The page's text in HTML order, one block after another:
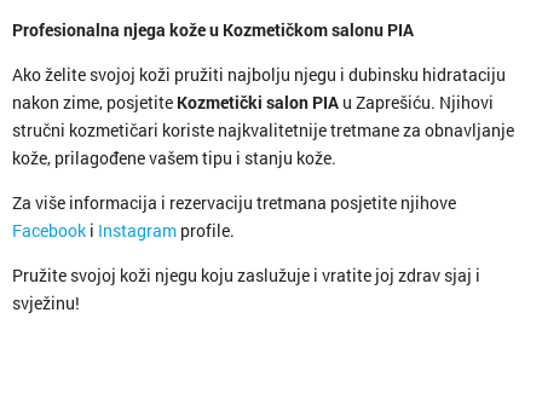
Profesionalna njega kože u Kozmetičkom salonu PIA
Ako želite svojoj koži pružiti najbolju njegu i dubinsku hidrataciju
nakon zime, posjetite Kozmetički salon PIA u Zaprešiću. Njihovi
stručni kozmetičari koriste najkvalitetnije tretmane za obnavljanje
kože, prilagođene vašem tipu i stanju kože.
Za više informacija i rezervaciju tretmana posjetite njihove
Facebook i Instagram profile.
Pružite svojoj koži njegu koju zaslužuje i vratite joj zdrav sjaj i
svježinu!